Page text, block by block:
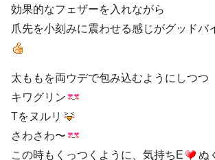
効果的なフェザーを入れながら
爪先を小刻みに震わせる感じがグッドバ
太ももを両ウデで包み込むようにしつつ
キワグリン
Tをヌルリ
さわさわ〜
この時もくっつくように、気持ちE
ぬ